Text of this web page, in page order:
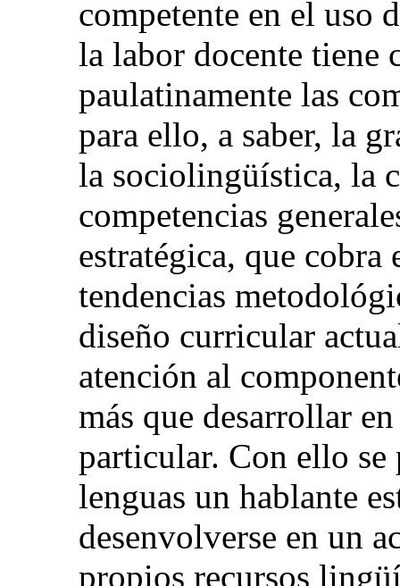
competente en el uso
la labor docente
paulatinamente las
para ello, a saber, la
la sociolingüística, la
competencias
estratégica, que cobra
tendencias
diseño curricular
atención al
más que desarrollar
particular. Con ello se
lenguas un hablante
desenvolverse en un
propios recursos